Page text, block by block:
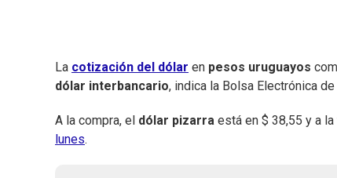
La cotización del dólar en pesos uruguayos
dólar interbancario, indica la Bolsa Electrónica
A la compra, el dólar pizarra está en $ 38,55 y a la
lunes.